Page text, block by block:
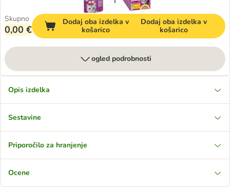
Skupno
0,00 €
Dodaj oba izdelka v
košarico
Dodaj oba izdelka v
košarico
ogled podrobnosti
Opis izdelka
Sestavine
Priporočilo za hranjenje
Ocene